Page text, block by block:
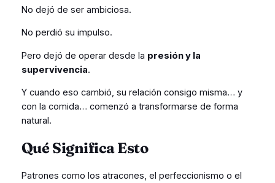
No dejó de ser ambiciosa.
No perdió su impulso.
Pero dejó de operar desde la presión y la
supervivencia.
Y cuando eso cambió, su relación consigo misma… y
con la comida… comenzó a transformarse de forma
natural.
Qué Significa Esto
Patrones como los atracones, el perfeccionismo o el